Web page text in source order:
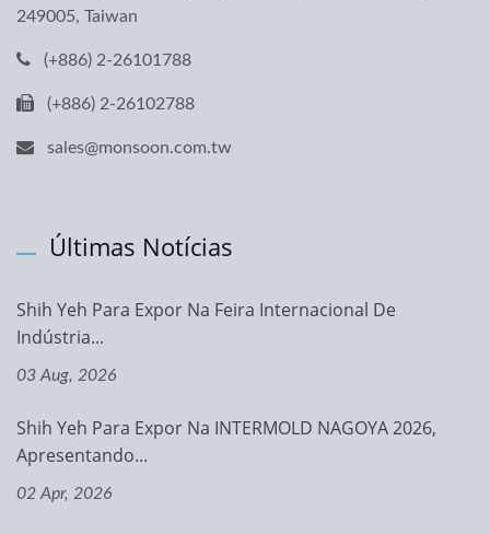
249005, Taiwan
(+886) 2-26101788
(+886) 2-26102788
sales@monsoon.com.tw
Últimas Notícias
Shih Yeh Para Expor Na Feira Internacional De
Indústria...
03 Aug, 2026
Shih Yeh Para Expor Na INTERMOLD NAGOYA 2026,
Apresentando...
02 Apr, 2026